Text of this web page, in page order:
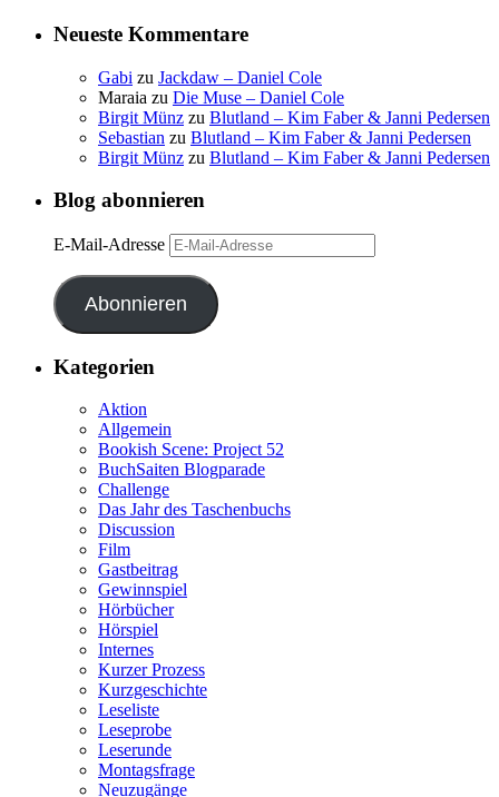
Neueste Kommentare
Gabi zu Jackdaw – Daniel Cole
Maraia zu Die Muse – Daniel Cole
Birgit Münz zu Blutland – Kim Faber & Janni Pedersen
Sebastian zu Blutland – Kim Faber & Janni Pedersen
Birgit Münz zu Blutland – Kim Faber & Janni Pedersen
Blog abonnieren
E-Mail-Adresse
Abonnieren
Kategorien
Aktion
Allgemein
Bookish Scene: Project 52
BuchSaiten Blogparade
Challenge
Das Jahr des Taschenbuchs
Discussion
Film
Gastbeitrag
Gewinnspiel
Hörbücher
Hörspiel
Internes
Kurzer Prozess
Kurzgeschichte
Leseliste
Leseprobe
Leserunde
Montagsfrage
Neuzugänge